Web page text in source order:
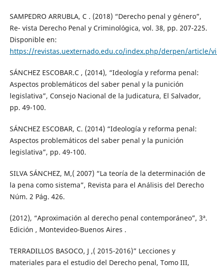
SAMPEDRO ARRUBLA, C . (2018) “Derecho penal y género”,
Re- vista Derecho Penal y Criminológica, vol. 38, pp. 207-225.
Disponible en:
https://revistas.uexternado.edu.co/index.php/derpen/article/
SÁNCHEZ ESCOBAR.C , (2014), “Ideología y reforma penal:
Aspectos problemáticos del saber penal y la punición
legislativa”, Consejo Nacional de la Judicatura, El Salvador,
pp. 49-100.
SÁNCHEZ ESCOBAR, C. (2014) “Ideología y reforma penal:
Aspectos problemáticos del saber penal y la punición
legislativa”, pp. 49-100.
SILVA SÁNCHEZ, M,( 2007) “La teoría de la determinación de
la pena como sistema”, Revista para el Análisis del Derecho
Núm. 2 Pág. 426.
(2012), “Aproximación al derecho penal contemporáneo”, 3ª.
Edición , Montevideo-Buenos Aires .
TERRADILLOS BASOCO, J ,( 2015-2016)” Lecciones y
materiales para el estudio del Derecho penal, Tomo III,